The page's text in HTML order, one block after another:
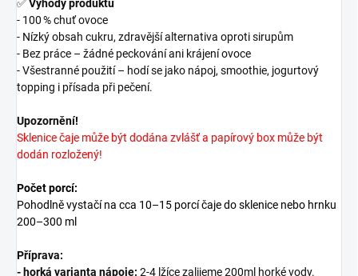
✅Výhody produktu
- 100 % chuť ovoce
- Nízký obsah cukru, zdravější alternativa oproti sirupům
- Bez práce – žádné peckování ani krájení ovoce
- Všestranné použití – hodí se jako nápoj, smoothie, jogurtový
topping i přísada při pečení.
Upozornění!
Sklenice čaje může být dodána zvlášť a papírový box může být
dodán rozložený!
Počet porcí:
Pohodlně vystačí na cca 10–15 porcí čaje do sklenice nebo hrnku
200–300 ml
Příprava:
- horká varianta nápoje: 2-4 lžíce zalijeme 200ml horké vody.